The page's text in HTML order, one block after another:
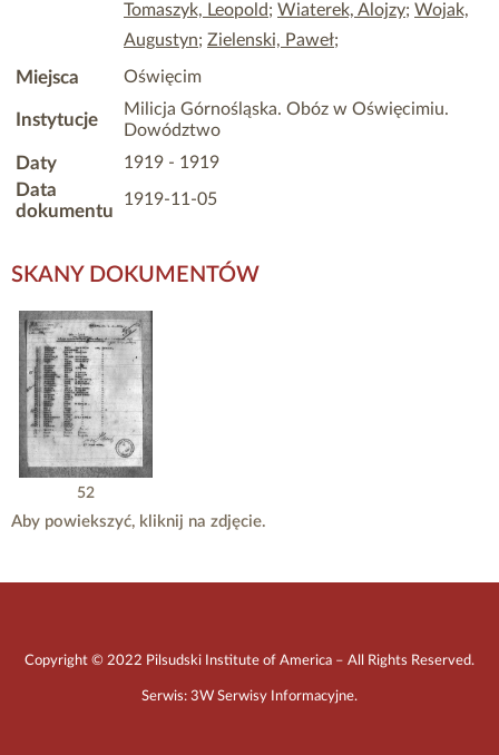
Tomaszyk, Leopold; Wiaterek, Alojzy; Wojak,
Augustyn; Zielenski, Paweł;
Miejsca Oświęcim
Instytucje
Milicja Górnośląska. Obóz w Oświęcimiu.
Dowództwo
Daty 1919 - 1919
Data
dokumentu
1919-11-05
SKANY DOKUMENTÓW
52
Aby powiekszyć, kliknij na zdjęcie.
Copyright © 2022 Pilsudski Institute of America – All Rights Reserved.
Serwis: 3W Serwisy Informacyjne.